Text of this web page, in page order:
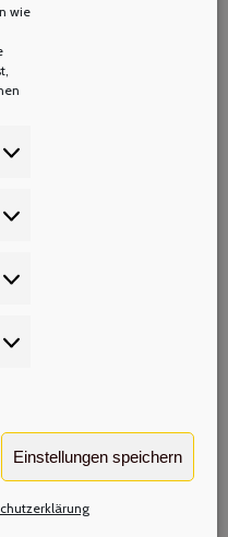
wie
Einstellungen speichern